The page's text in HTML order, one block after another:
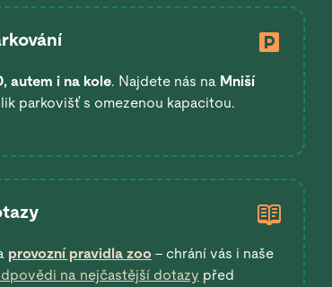
autem i na kole. Najdete nás na Mniší
parkovišť s omezenou kapacitou.
provozní pravidla zoo – chrání vás i naše
na nejčastější dotazy před